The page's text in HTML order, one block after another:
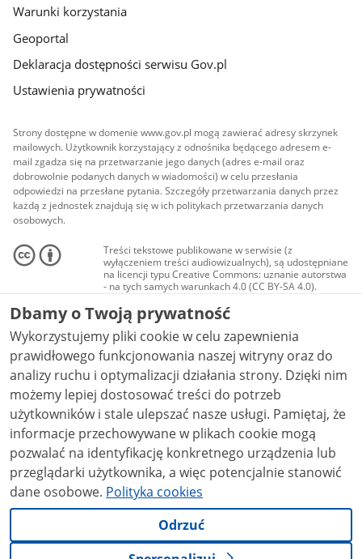
Warunki korzystania
Geoportal
Deklaracja dostępności serwisu Gov.pl
Ustawienia prywatności
Strony dostępne w domenie www.gov.pl mogą zawierać adresy skrzynek
mailowych. Użytkownik korzystający z odnośnika będącego adresem e-
mail zgadza się na przetwarzanie jego danych (adres e-mail oraz
dobrowolnie podanych danych w wiadomości) w celu przesłania
odpowiedzi na przesłane pytania. Szczegóły przetwarzania danych przez
każdą z jednostek znajdują się w ich politykach przetwarzania danych
osobowych.
Treści tekstowe publikowane w serwisie (z
wyłączeniem treści audiowizualnych), są udostępniane
na licencji typu Creative Commons: uznanie autorstwa
- na tych samych warunkach 4.0 (CC BY-SA 4.0).
Materiały audiowizualne, w tym zdjęcia, materiały
audio i wideo, są udostępniane na licencji typu
Creative Commons: uznanie autorstwa użycie
niekomercyjne - bez utworów zależnych 4.0 (CC BY-
NC-ND 4.0), o ile nie jest to stwierdzone inaczej.
Dbamy o Twoją prywatność
Wykorzystujemy pliki cookie w celu zapewnienia
prawidłowego funkcjonowania naszej witryny oraz do
analizy ruchu i optymalizacji działania strony. Dzięki nim
możemy lepiej dostosować treści do potrzeb
użytkowników i stale ulepszać nasze usługi. Pamiętaj, że
informacje przechowywane w plikach cookie mogą
pozwalać na identyfikację konkretnego urządzenia lub
przeglądarki użytkownika, a więc potencjalnie stanowić
dane osobowe. Polityka cookies
Odrzuć